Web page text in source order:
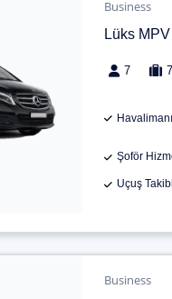
Business
Lüks MPV
7 7
Şoför
Uçuş Takibi
Business